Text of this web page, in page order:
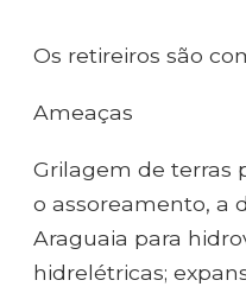
Os retireiros são
Ameaças
Grilagem de terras
o assoreamento, a
Araguaia para
hidrelétricas;